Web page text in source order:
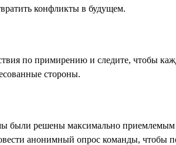
конфликты в будущем.
по примирению и следите, чтобы
стороны.
были решены максимально
анонимный опрос команды, чтобы